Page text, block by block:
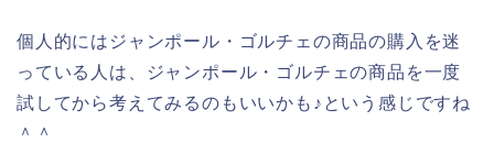
個人的にはジャンポール・ゴルチェの商品の購入を迷
っている人は、ジャンポール・ゴルチェの商品を一度
試してから考えてみるのもいいかも♪という感じですね
＾＾